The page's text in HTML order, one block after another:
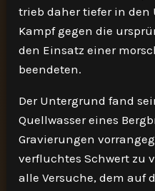
trieb daher tiefer in den
Kampf gegen die
den Einsatz einer
beendeten.
Der Untergrund fand
Quellwasser eines
Gravierungen
verfluchtes Schwert zu
alle Versuche, dem auf